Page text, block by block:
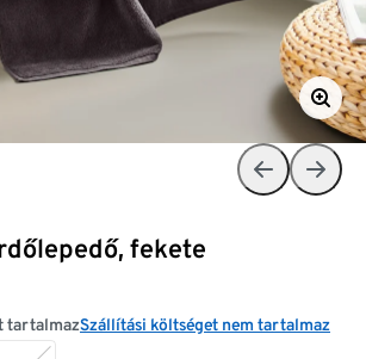
fekete
tartalmazSzállítási költséget nem tartalmaz